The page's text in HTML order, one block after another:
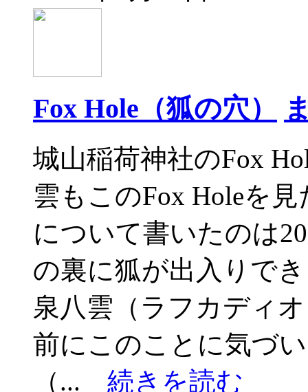
Fox Hole（狐の穴）
城山稲荷神社のFox
雲もこのFox Holeを
について書いたのは
の裏に狐が出入りで
泉八雲（ラフカディ
前にこのことに気づ
（... 続きを読む